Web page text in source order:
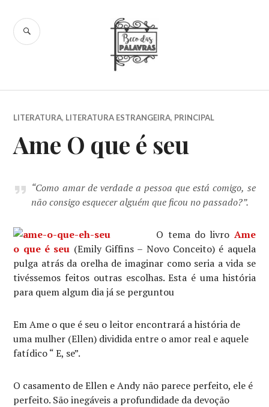
content
Beco das
Palavras
SEARCH
LITERATURA, LITERATURA ESTRANGEIRA, PRINCIPAL
Ame O que é seu
“Como amar de verdade a pessoa que está comigo, se
não consigo esquecer alguém que ficou no passado?”.
O tema do livro Ame
o que é seu (Emily Giffins – Novo Conceito) é aquela
pulga atrás da orelha de imaginar como seria a vida se
tivéssemos feitos outras escolhas. Esta é uma história
para quem algum dia já se perguntou
Em Ame o que é seu o leitor encontrará a história de
uma mulher (Ellen) dividida entre o amor real e aquele
fatídico “ E, se”.
O casamento de Ellen e Andy não parece perfeito, ele é
perfeito. São inegáveis a profundidade da devoção